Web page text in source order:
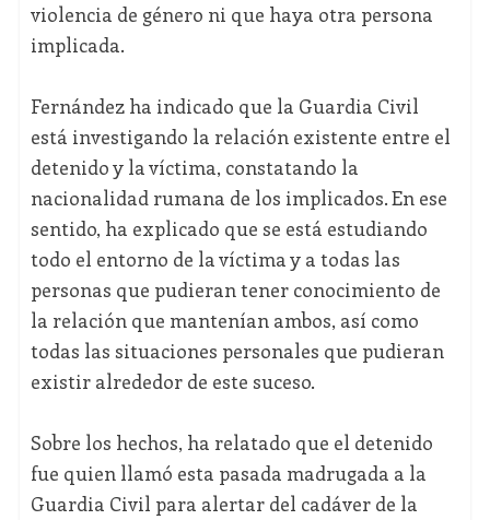
violencia de género ni que haya otra persona
implicada.
Fernández ha indicado que la Guardia Civil
está investigando la relación existente entre el
detenido y la víctima, constatando la
nacionalidad rumana de los implicados. En ese
sentido, ha explicado que se está estudiando
todo el entorno de la víctima y a todas las
personas que pudieran tener conocimiento de
la relación que mantenían ambos, así como
todas las situaciones personales que pudieran
existir alrededor de este suceso.
Sobre los hechos, ha relatado que el detenido
fue quien llamó esta pasada madrugada a la
Guardia Civil para alertar del cadáver de la